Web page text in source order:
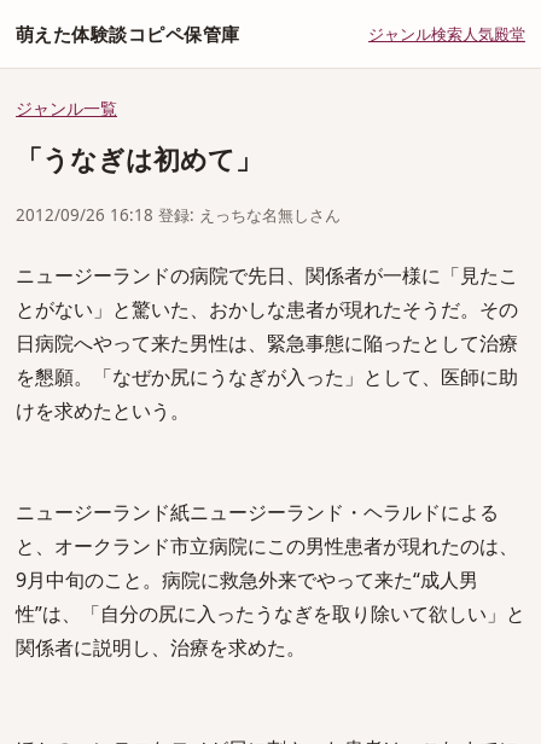
萌えた体験談コピペ保管庫 ジャンル検索人気殿堂
ジャンル一覧
「うなぎは初めて」
2012/09/26 16:18 登録: えっちな名無しさん
ニュージーランドの病院で先日、関係者が一様に「見たこ
とがない」と驚いた、おかしな患者が現れたそうだ。その
日病院へやって来た男性は、緊急事態に陥ったとして治療
を懇願。「なぜか尻にうなぎが入った」として、医師に助
けを求めたという。
ニュージーランド紙ニュージーランド・ヘラルドによる
と、オークランド市立病院にこの男性患者が現れたのは、
9月中旬のこと。病院に救急外来でやって来た“成人男
性”は、「自分の尻に入ったうなぎを取り除いて欲しい」と
関係者に説明し、治療を求めた。